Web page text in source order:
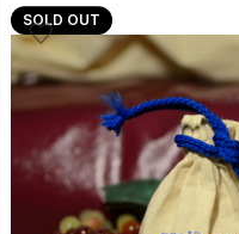
SOLD OUT